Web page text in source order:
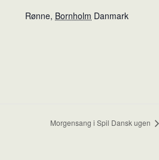
Rønne, Bornholm Danmark
Morgensang i Spil Dansk ugen